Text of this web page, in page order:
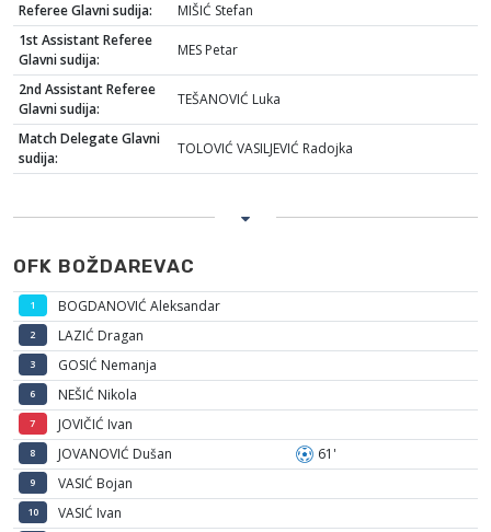
Referee Glavni sudija:
MIŠIĆ Stefan
1st Assistant Referee
Glavni sudija:
MES Petar
2nd Assistant Referee
Glavni sudija:
TEŠANOVIĆ Luka
Match Delegate Glavni
sudija:
TOLOVIĆ VASILJEVIĆ Radojka
OFK BOŽDAREVAC
1 BOGDANOVIĆ Aleksandar
2 LAZIĆ Dragan
3 GOSIĆ Nemanja
6 NEŠIĆ Nikola
7 JOVIČIĆ Ivan
8 JOVANOVIĆ Dušan 61'
9 VASIĆ Bojan
10 VASIĆ Ivan